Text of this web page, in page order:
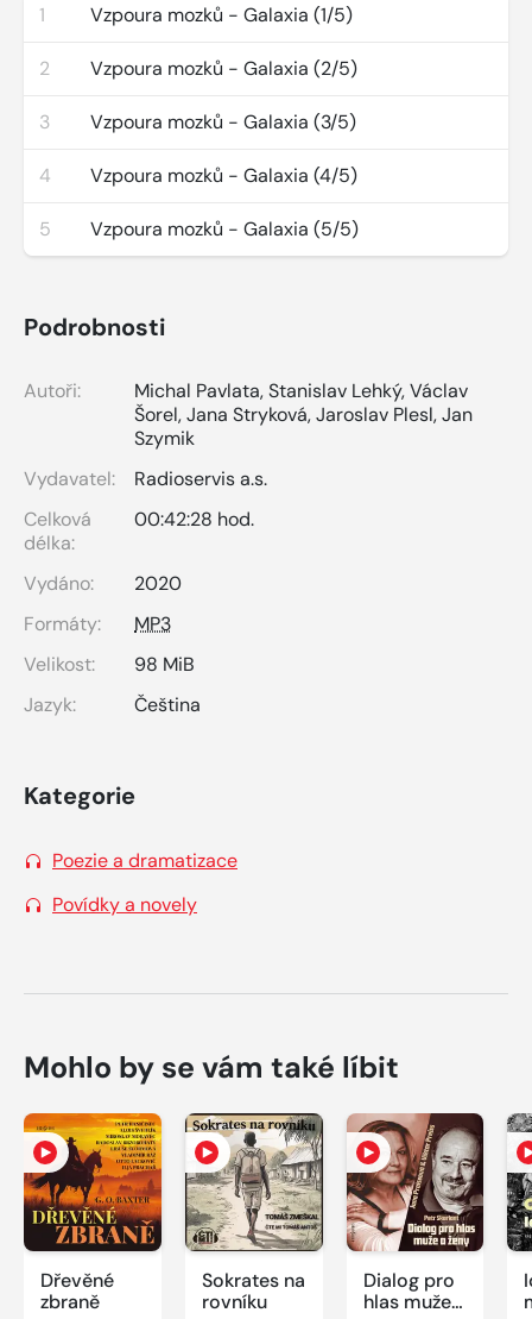
1 Vzpoura mozků - Galaxia (1/5)
2 Vzpoura mozků - Galaxia (2/5)
3 Vzpoura mozků - Galaxia (3/5)
4 Vzpoura mozků - Galaxia (4/5)
5 Vzpoura mozků - Galaxia (5/5)
Podrobnosti
Autoři: Michal Pavlata,Stanislav Lehký,Václav
Šorel,Jana Stryková,Jaroslav Plesl,Jan
Szymik
Vydavatel:
Radioservis a.s.
Celková
délka:
00:42:28 hod.
Vydáno:
2020
Formáty:
MP3
Velikost:
98 MiB
Jazyk:
Čeština
Kategorie
Poezie a dramatizace
Povídky a novely
Mohlo by se vám také líbit
Dřevěné
zbraně
Sokrates na
rovníku
Dialog pro
hlas muže a